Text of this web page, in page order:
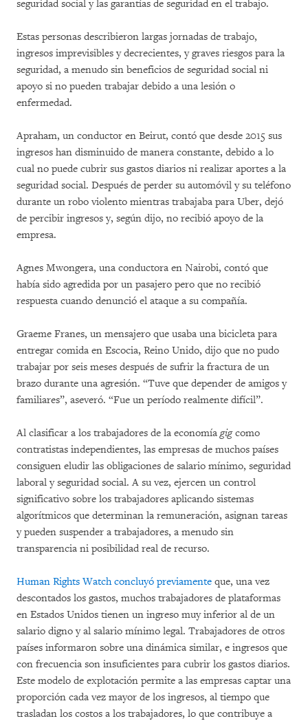
seguridad social y las garantías de seguridad en el trabajo.
Estas personas describieron largas jornadas de trabajo,
ingresos imprevisibles y decrecientes, y graves riesgos para la
seguridad, a menudo sin beneficios de seguridad social ni
apoyo si no pueden trabajar debido a una lesión o
enfermedad.
Apraham, un conductor en Beirut, contó que desde 2015 sus
ingresos han disminuido de manera constante, debido a lo
cual no puede cubrir sus gastos diarios ni realizar aportes a la
seguridad social. Después de perder su automóvil y su teléfono
durante un robo violento mientras trabajaba para Uber, dejó
de percibir ingresos y, según dijo, no recibió apoyo de la
empresa.
Agnes Mwongera, una conductora en Nairobi, contó que
había sido agredida por un pasajero pero que no recibió
respuesta cuando denunció el ataque a su compañía.
Graeme Franes, un mensajero que usaba una bicicleta para
entregar comida en Escocia, Reino Unido, dijo que no pudo
trabajar por seis meses después de sufrir la fractura de un
brazo durante una agresión. “Tuve que depender de amigos y
familiares”, aseveró. “Fue un período realmente difícil”.
Al clasificar a los trabajadores de la economía gigcomo
contratistas independientes, las empresas de muchos países
consiguen eludir las obligaciones de salario mínimo, seguridad
laboral y seguridad social. A su vez, ejercen un control
significativo sobre los trabajadores aplicando sistemas
algorítmicos que determinan la remuneración, asignan tareas
y pueden suspender a trabajadores, a menudo sin
transparencia ni posibilidad real de recurso.
Human Rights Watch concluyó previamente que, una vez
descontados los gastos, muchos trabajadores de plataformas
en Estados Unidos tienen un ingreso muy inferior al de un
salario digno y al salario mínimo legal. Trabajadores de otros
países informaron sobre una dinámica similar, e ingresos que
con frecuencia son insuficientes para cubrir los gastos diarios.
Este modelo de explotación permite a las empresas captar una
proporción cada vez mayor de los ingresos, al tiempo que
trasladan los costos a los trabajadores, lo que contribuye a